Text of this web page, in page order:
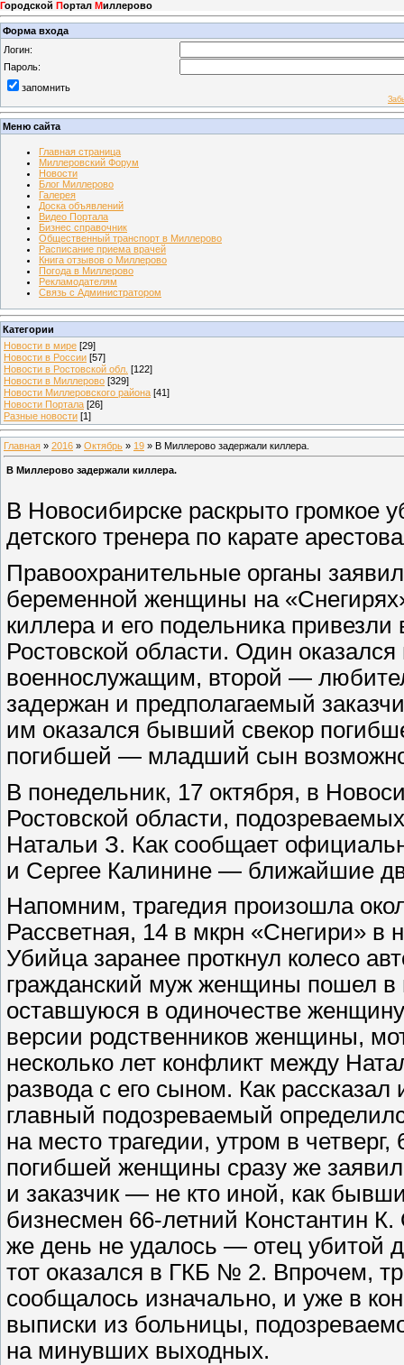
Городской Портал Миллерово
Форма входа
Логин:
Пароль:
запомнить
Меню сайта
Главная страница
Миллеровский Форум
Новости
Блог Миллерово
Галерея
Доска объявлений
Видео Портала
Бизнес справочник
Общественный транспорт в Миллерово
Расписание приема врачей
Книга отзывов о Миллерово
Погода в Миллерово
Рекламодателям
Связь с Администратором
Категории
Новости в мире [29]
Новости в России [57]
Новости в Ростовской обл. [122]
Новости в Миллерово [329]
Новости Миллеровского района [41]
Новости Портала [26]
Разные новости [1]
Главная » 2016 » Октябрь » 19 » В Миллерово задержали киллера.
В Миллерово задержали киллера.
В Новосибирске раскрыто громкое
детского тренера по карате
Правоохранительные органы
беременной женщины на
киллера и его подельника
Ростовской области. Один
военнослужащим, второй —
задержан и предполагаемый
им оказался бывший свекор
погибшей — младший сын
В понедельник, 17 октября, в
Ростовской области,
Натальи З. Как сообщает
и Сергее Калинине — ближайшие
Напомним, трагедия произошла
Рассветная, 14 в мкрн «Снегири» в
Убийца заранее проткнул колесо
гражданский муж женщины пошел в
оставшуюся в одиночестве
версии родственников женщины,
несколько лет конфликт между
развода с его сыном. Как
главный подозреваемый
на место трагедии, утром в
погибшей женщины сразу же
и заказчик — не кто иной, как
бизнесмен 66-летний Константин К.
же день не удалось — отец убитой
тот оказался в ГКБ № 2. Впрочем,
сообщалось изначально, и уже в
выписки из больницы,
на минувших выходных.